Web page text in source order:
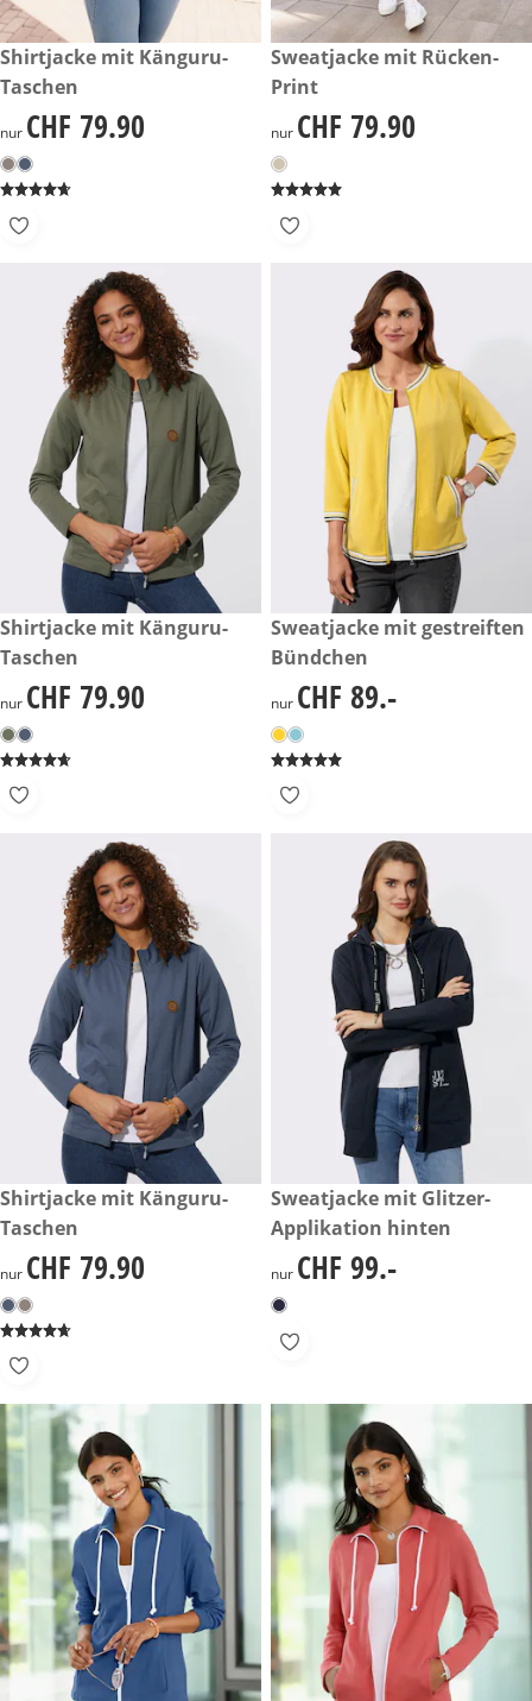
CHF 79.90
Shirtjacke mit Känguru-
Taschen
CHF 79.90
nur CHF 79.90
CHF 79.90
Sweatjacke mit Rücken-
Print
CHF 79.90
nur CHF 79.90
CHF 79.90
Shirtjacke mit Känguru-
Taschen
CHF 79.90
nur CHF 79.90
CHF 89.-
Sweatjacke mit gestreiften
Bündchen
CHF 89.-
nur CHF 89.-
CHF 79.90
Shirtjacke mit Känguru-
Taschen
CHF 79.90
nur CHF 79.90
CHF 99.-
Sweatjacke mit Glitzer-
Applikation hinten
CHF 99.-
nur CHF 99.-